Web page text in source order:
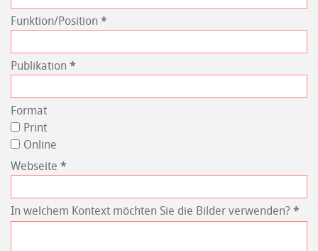
Funktion/Position *
Publikation *
Format
Print
Online
Webseite *
In welchem Kontext möchten Sie die Bilder verwenden? *